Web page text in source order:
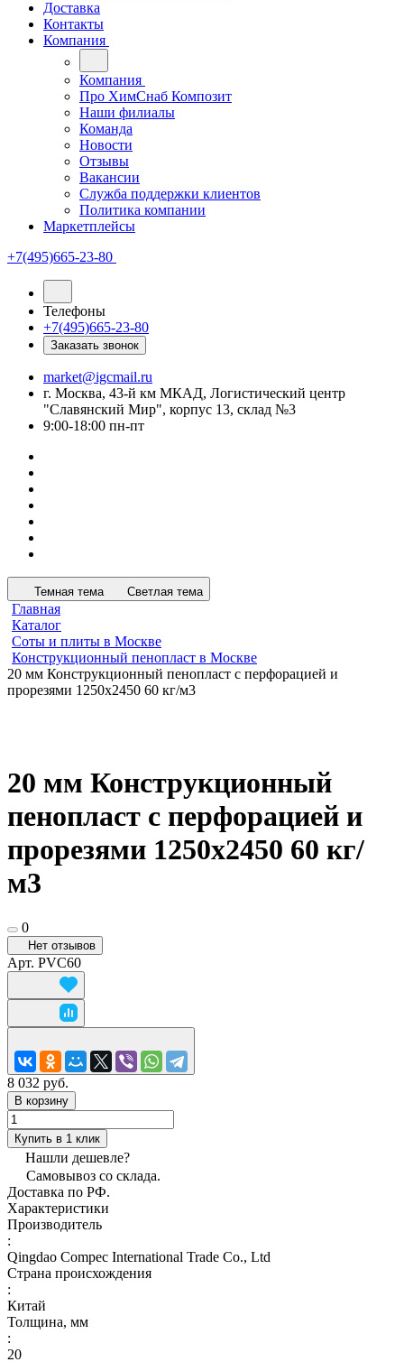
Доставка
Контакты
Компания
Компания
Про ХимСнаб Композит
Наши филиалы
Команда
Новости
Отзывы
Вакансии
Служба поддержки клиентов
Политика компании
Маркетплейсы
+7(495)665-23-80
Телефоны
+7(495)665-23-80
Заказать звонок
market@igcmail.ru
г. Москва, 43-й км МКАД, Логистический центр
"Славянский Мир", корпус 13, склад №3
9:00-18:00 пн-пт
Темная тема Светлая тема
Главная
Каталог
Соты и плиты в Москве
Конструкционный пенопласт в Москве
20 мм Конструкционный пенопласт с перфорацией и
прорезями 1250х2450 60 кг/м3
20 мм Конструкционный
пенопласт с перфорацией и
прорезями 1250х2450 60 кг/
м3
0
Нет отзывов
Арт. PVC60
8 032 руб.
В корзину
Купить в 1 клик
Нашли дешевле?
Самовывоз со склада.
Доставка по РФ.
Характеристики
Производитель
:
Qingdao Compec International Trade Co., Ltd
Страна происхождения
:
Китай
Толщина, мм
:
20